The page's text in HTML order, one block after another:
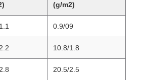
(g/m2)
0.9/09
10.8/1.8
20.5/2.5